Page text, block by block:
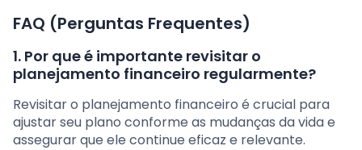
FAQ (Perguntas Frequentes)
1. Por que é importante revisitar o
planejamento financeiro regularmente?
Revisitar o planejamento financeiro é crucial para
ajustar seu plano conforme as mudanças da vida e
assegurar que ele continue eficaz e relevante.